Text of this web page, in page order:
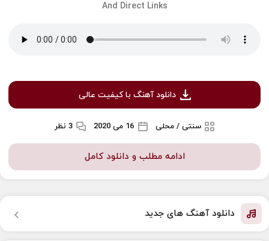
And Direct Links
دانلود آهنگ با کیفیت عالی
سنتی / محلی 16 می 2020 3 نظر
ادامه مطلب و دانلود کامل
دانلود آهنگ های جدید